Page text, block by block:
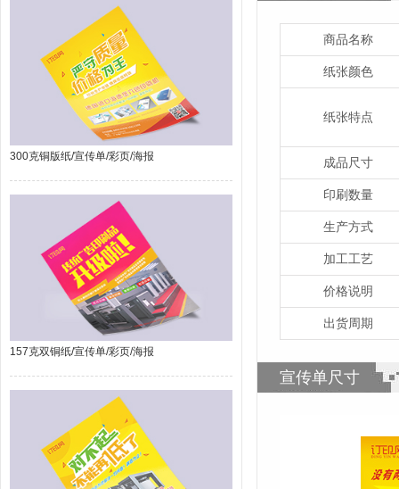
300克铜版纸/宣传单/彩页/海报
157克双铜纸/宣传单/彩页/海报
商品名称
纸张颜色
纸张特点
成品尺寸
印刷数量
生产方式
加工工艺
价格说明
出货周期
宣传单尺寸